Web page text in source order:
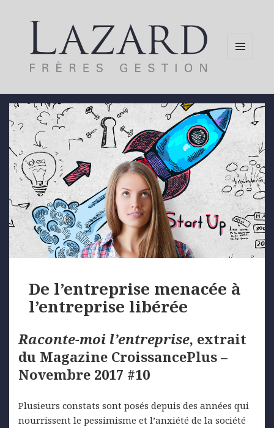
De l’entreprise menacée à
l’entreprise libérée
Raconte-moi l’entreprise, extrait
du Magazine CroissancePlus –
Novembre 2017 #10
Plusieurs constats sont posés depuis des années qui
nourrissent le pessimisme et l’anxiété de la société